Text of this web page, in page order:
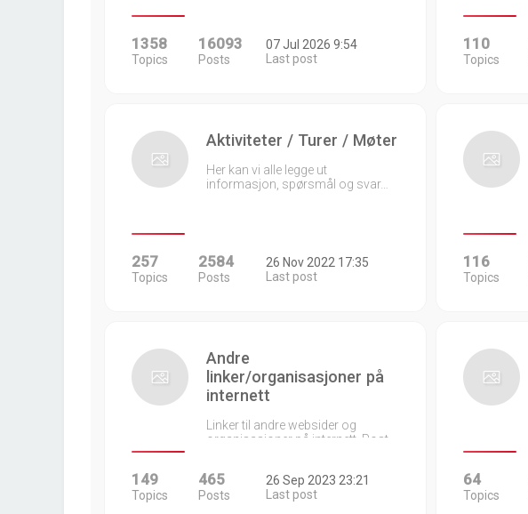
1358
Topics
16093
Posts
07 Jul 2026 9:54
Last post
110
Topics
Aktiviteter / Turer / Møter
Her kan vi alle legge ut
informasjon, spørsmål og svar…
257
Topics
2584
Posts
26 Nov 2022 17:35
Last post
116
Topics
Andre
linker/organisasjoner på
internett
Linker til andre websider og
organisasjoner på internett. Post…
149
Topics
465
Posts
26 Sep 2023 23:21
Last post
64
Topics